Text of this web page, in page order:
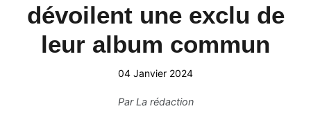
dévoilent une exclu de
leur album commun
04 Janvier 2024
ParLa rédaction